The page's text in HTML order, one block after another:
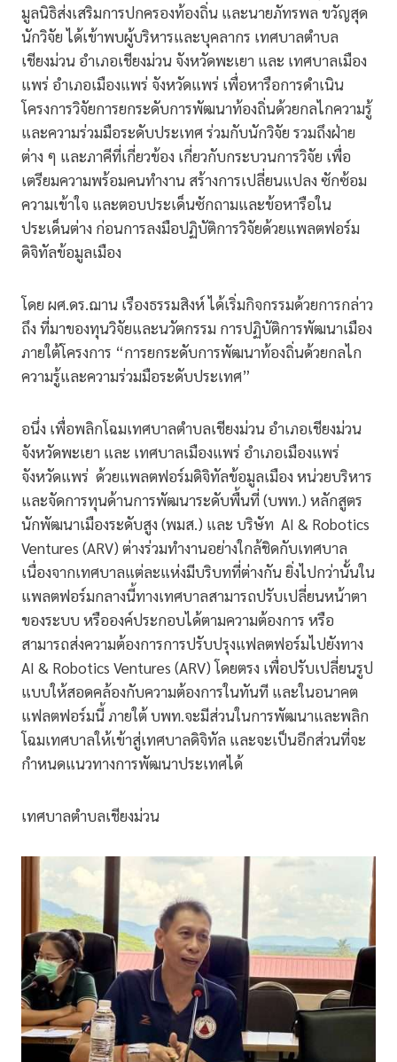
มูลนิธิส่งเสริมการปกครองท้องถิ่น และนายภัทรพล ขวัญสุด
นักวิจัย ได้เข้าพบผู้บริหารและบุคลากร เทศบาลตำบล
เชียงม่วน อำเภอเชียงม่วน จังหวัดพะเยา และ เทศบาลเมือง
แพร่ อำเภอเมืองแพร่ จังหวัดแพร่ เพื่อหารือการดำเนิน
โครงการวิจัยการยกระดับการพัฒนาท้องถิ่นด้วยกลไกความรู้
และความร่วมมือระดับประเทศ ร่วมกับนักวิจัย รวมถึงฝ่าย
ต่าง ๆ และภาคีที่เกี่ยวข้อง เกี่ยวกับกระบวนการวิจัย เพื่อ
เตรียมความพร้อมคนทำงาน สร้างการเปลี่ยนแปลง ซักซ้อม
ความเข้าใจ และตอบประเด็นซักถามและข้อหารือใน
ประเด็นต่าง ก่อนการลงมือปฏิบัติการวิจัยด้วยแพลตฟอร์ม
ดิจิทัลข้อมูลเมือง
โดย ผศ.ดร.ฌาน เรืองธรรมสิงห์ ได้เริ่มกิจกรรมด้วยการกล่าว
ถึง ที่มาของทุนวิจัยและนวัตกรรม การปฏิบัติการพัฒนาเมือง
ภายใต้โครงการ “การยกระดับการพัฒนาท้องถิ่นด้วยกลไก
ความรู้และความร่วมมือระดับประเทศ”
อนึ่ง เพื่อพลิกโฉมเทศบาลตำบลเชียงม่วน อำเภอเชียงม่วน
จังหวัดพะเยา และ เทศบาลเมืองแพร่ อำเภอเมืองแพร่
จังหวัดแพร่ ด้วยแพลตฟอร์มดิจิทัลข้อมูลเมือง หน่วยบริหาร
และจัดการทุนด้านการพัฒนาระดับพื้นที่ (บพท.) หลักสูตร
นักพัฒนาเมืองระดับสูง (พมส.) และ บริษัท AI & Robotics
Ventures (ARV) ต่างร่วมทำงานอย่างใกล้ชิดกับเทศบาล
เนื่องจากเทศบาลแต่ละแห่งมีบริบทที่ต่างกัน ยิ่งไปกว่านั้นใน
แพลตฟอร์มกลางนี้ทางเทศบาลสามารถปรับเปลี่ยนหน้าตา
ของระบบ หรือองค์ประกอบได้ตามความต้องการ หรือ
สามารถส่งความต้องการการปรับปรุงแฟลตฟอร์มไปยังทาง
AI & Robotics Ventures (ARV) โดยตรง เพื่อปรับเปลี่ยนรูป
แบบให้สอดคล้องกับความต้องการในทันที และในอนาคต
แฟลตฟอร์มนี้ ภายใต้ บพท.จะมีส่วนในการพัฒนาและพลิก
โฉมเทศบาลให้เข้าสู่เทศบาลดิจิทัล และจะเป็นอีกส่วนที่จะ
กำหนดแนวทางการพัฒนาประเทศได้
เทศบาลตำบลเชียงม่วน